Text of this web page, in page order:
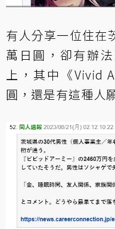
有人分享一位住在
萬日圓，卻有辦
上，其中《Vivid
圓，還是有這種人